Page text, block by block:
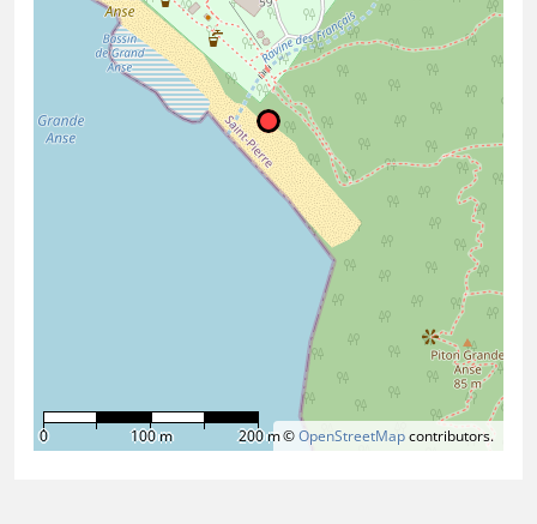
©OpenStreetMapcontributors.
0 100 m 200 m